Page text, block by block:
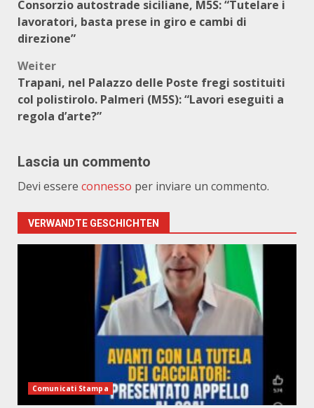
Consorzio autostrade siciliane, M5S: “Tutelare i
lavoratori, basta prese in giro e cambi di
direzione”
Weiter
Trapani, nel Palazzo delle Poste fregi sostituiti
col polistirolo. Palmeri (M5S): “Lavori eseguiti a
regola d’arte?”
Lascia un commento
Devi essere connesso per inviare un commento.
VERWANDTE GESCHICHTEN
Comunicati Stampa